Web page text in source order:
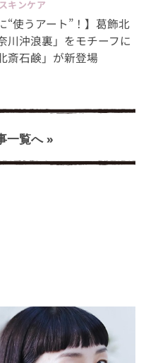
キンケア
“使うアート”！】葛飾北
川沖浪裏」をモチーフに
斎石鹸」が新登場
一覧へ »